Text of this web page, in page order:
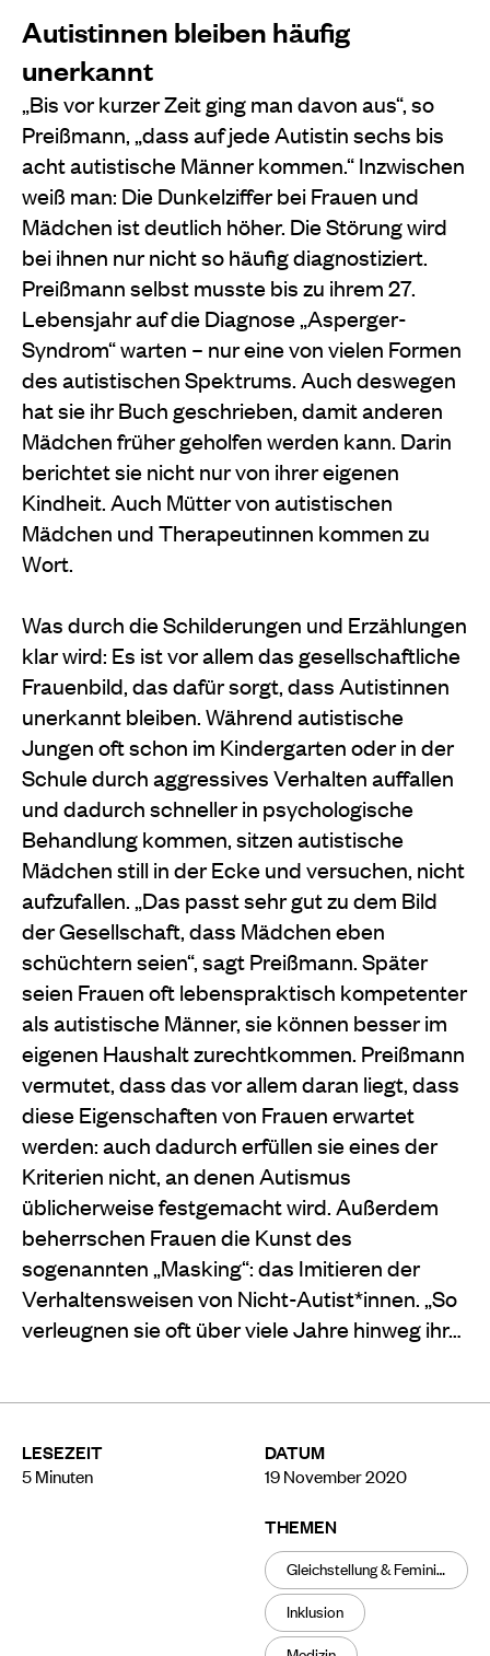
LESEZEIT
5Minuten
DATUM
19 November 2020
THEMEN
Gleichstellung & Feminismus
Inklusion
Autistinnen bleiben häufig
unerkannt
„Bis vor kurzer Zeit ging man davon aus“, so
Preißmann, „dass auf jede Autistin sechs bis
acht autistische Männer kommen.“ Inzwischen
weiß man: Die Dunkelziffer bei Frauen und
Mädchen ist deutlich höher. Die Störung wird
bei ihnen nur nicht so häufig diagnostiziert.
Preißmann selbst musste bis zu ihrem 27.
Lebensjahr auf die Diagnose „Asperger-
Syndrom“ warten – nur eine von vielen Formen
des autistischen Spektrums. Auch deswegen
hat sie ihr Buch geschrieben, damit anderen
Mädchen früher geholfen werden kann. Darin
berichtet sie nicht nur von ihrer eigenen
Kindheit. Auch Mütter von autistischen
Mädchen und Therapeutinnen kommen zu
Wort.
Was durch die Schilderungen und Erzählungen
klar wird: Es ist vor allem das gesellschaftliche
Frauenbild, das dafür sorgt, dass Autistinnen
unerkannt bleiben. Während autistische
Jungen oft schon im Kindergarten oder in der
Schule durch aggressives Verhalten auffallen
und dadurch schneller in psychologische
Behandlung kommen, sitzen autistische
Mädchen still in der Ecke und versuchen, nicht
aufzufallen. „Das passt sehr gut zu dem Bild
der Gesellschaft, dass Mädchen eben
schüchtern seien“, sagt Preißmann. Später
seien Frauen oft lebenspraktisch kompetenter
als autistische Männer, sie können besser im
eigenen Haushalt zurechtkommen. Preißmann
vermutet, dass das vor allem daran liegt, dass
diese Eigenschaften von Frauen erwartet
werden: auch dadurch erfüllen sie eines der
Kriterien nicht, an denen Autismus
üblicherweise festgemacht wird. Außerdem
beherrschen Frauen die Kunst des
sogenannten „Masking“: das Imitieren der
Verhaltensweisen von Nicht-Autist*innen. „So
verleugnen sie oft über viele Jahre hinweg ihr…